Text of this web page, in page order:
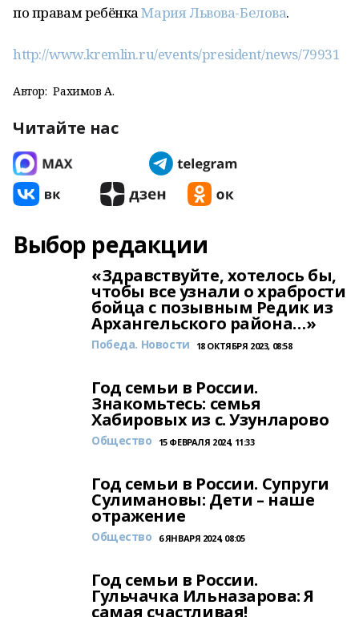
по правам ребёнкаМария Львова-Белова.
http://www.kremlin.ru/events/president/news/79931
Автор: Рахимов А.
Читайте нас
Выбор редакции
«Здравствуйте, хотелось бы,
чтобы все узнали о храбрости
бойца с позывным Редик из
Архангельского района…»
Победа. Новости 18 ОКТЯБРЯ 2023, 08:58
Год семьи в России.
Знакомьтесь: семья
Хабировых из с. Узунларово
Общество 15 ФЕВРАЛЯ 2024, 11:33
Год семьи в России. Супруги
Сулимановы: Дети – наше
отражение
Общество 6 ЯНВАРЯ 2024, 08:05
Год семьи в России.
Гульчачка Ильназарова: Я
самая счастливая!